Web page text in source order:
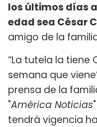
los últimos días
edad sea César
amigo de la
“La tutela la tiene
semana que
prensa de la
"América Noticias
tendrá vigencia